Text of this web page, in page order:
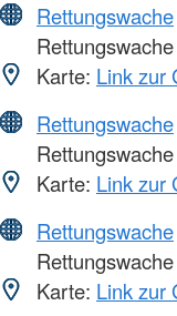
Rettungswache
Karte: Link zur
Rettungswache
Karte: Link zur
Rettungswache
Karte: Link zur